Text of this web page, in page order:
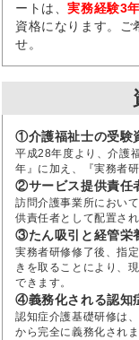
ートは、実務経験3
資格になります。ご
せ。
①介護福祉士の受験
平成28年度より、介護
年』に加え、『実務者
②サービス提供責任
訪問介護事業所におい
供責任者として配置され
③たん吸引と経管栄
実務者研修修了後、指
きを取ることにより、
できます。
④義務化される認知
認知症介護基礎研修は
から完全に義務化されま